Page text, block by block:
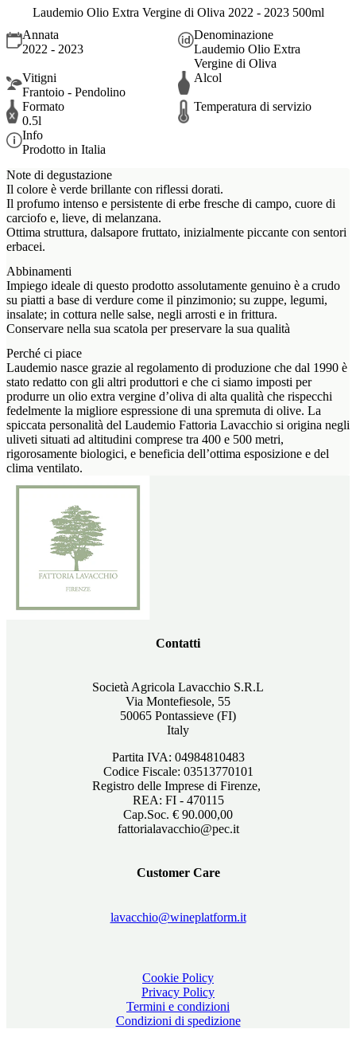
Laudemio Olio Extra Vergine di Oliva 2022 - 2023 500ml
Annata
2022 - 2023
Denominazione
Laudemio Olio Extra
Vergine di Oliva
Vitigni
Frantoio - Pendolino
Alcol
Formato
0.5l
Temperatura di servizio
Info
Prodotto in Italia
Note di degustazione
Il colore è verde brillante con riflessi dorati.
Il profumo intenso e persistente di erbe fresche di campo, cuore di
carciofo e, lieve, di melanzana.
Ottima struttura, dalsapore fruttato, inizialmente piccante con sentori
erbacei.
Abbinamenti
Impiego ideale di questo prodotto assolutamente genuino è a crudo
su piatti a base di verdure come il pinzimonio; su zuppe, legumi,
insalate; in cottura nelle salse, negli arrosti e in frittura.
Conservare nella sua scatola per preservare la sua qualità
Perché ci piace
Laudemio nasce grazie al regolamento di produzione che dal 1990 è
stato redatto con gli altri produttori e che ci siamo imposti per
produrre un olio extra vergine d’oliva di alta qualità che rispecchi
fedelmente la migliore espressione di una spremuta di olive. La
spiccata personalità del Laudemio Fattoria Lavacchio si origina negli
uliveti situati ad altitudini comprese tra 400 e 500 metri,
rigorosamente biologici, e beneficia dell’ottima esposizione e del
clima ventilato.
Contatti
Società Agricola Lavacchio S.R.L
Via Montefiesole, 55
50065 Pontassieve (FI)
Italy
Partita IVA: 04984810483
Codice Fiscale: 03513770101
Registro delle Imprese di Firenze,
REA: FI - 470115
Cap.Soc. € 90.000,00
fattorialavacchio@pec.it
Customer Care
lavacchio@wineplatform.it
Cookie Policy
Privacy Policy
Termini e condizioni
Condizioni di spedizione